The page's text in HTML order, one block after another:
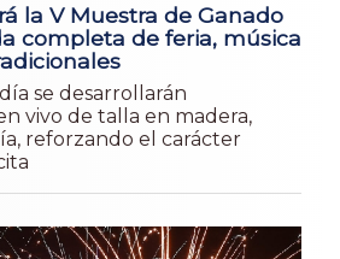
la V Muestra de Ganado
completa de feria, música
se desarrollarán
vivo de talla en madera,
reforzando el carácter